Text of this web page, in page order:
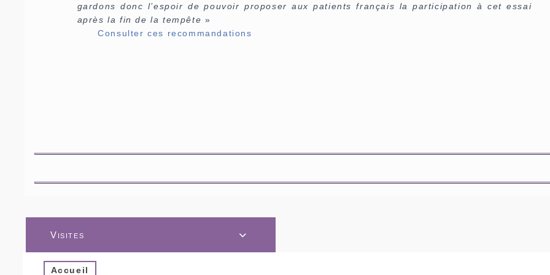
gardons donc l’espoir de pouvoir proposer aux patients français la participation à cet essai
après la fin de la tempête »
Consulter ces recommandations

Visites
Accueil